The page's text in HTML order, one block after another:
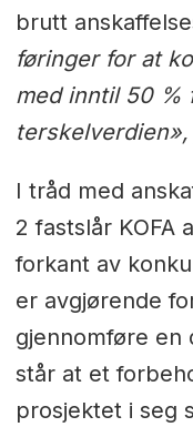
brutt
føringer for at
med inntil 50 %
terskelverdien»,
I tråd med
2 fastslår KOFA
forkant av
er avgjørende
gjennomføre en
står at et
prosjektet i seg